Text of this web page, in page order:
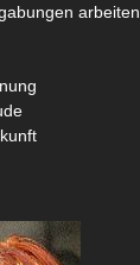
arbeiten